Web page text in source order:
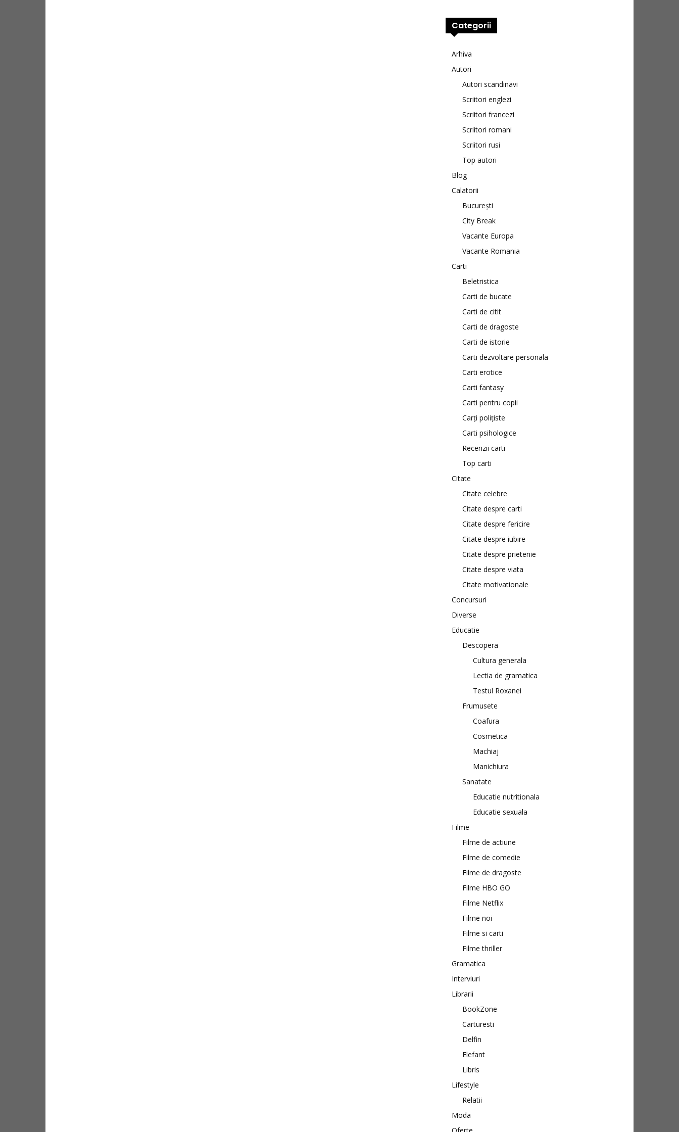
Categorii
Arhiva
Autori
Autori scandinavi
Scriitori englezi
Scriitori francezi
Scriitori romani
Scriitori rusi
Top autori
Blog
Calatorii
București
City Break
Vacante Europa
Vacante Romania
Carti
Beletristica
Carti de bucate
Carti de citit
Carti de dragoste
Carti de istorie
Carti dezvoltare personala
Carti erotice
Carti fantasy
Carti pentru copii
Carți polițiste
Carti psihologice
Recenzii carti
Top carti
Citate
Citate celebre
Citate despre carti
Citate despre fericire
Citate despre iubire
Citate despre prietenie
Citate despre viata
Citate motivationale
Concursuri
Diverse
Educatie
Descopera
Cultura generala
Lectia de gramatica
Testul Roxanei
Frumusete
Coafura
Cosmetica
Machiaj
Manichiura
Sanatate
Educatie nutritionala
Educatie sexuala
Filme
Filme de actiune
Filme de comedie
Filme de dragoste
Filme HBO GO
Filme Netflix
Filme noi
Filme si carti
Filme thriller
Gramatica
Interviuri
Librarii
BookZone
Carturesti
Delfin
Elefant
Libris
Lifestyle
Relatii
Moda